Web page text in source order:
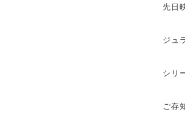
先日
ジュ
シリ
ご存